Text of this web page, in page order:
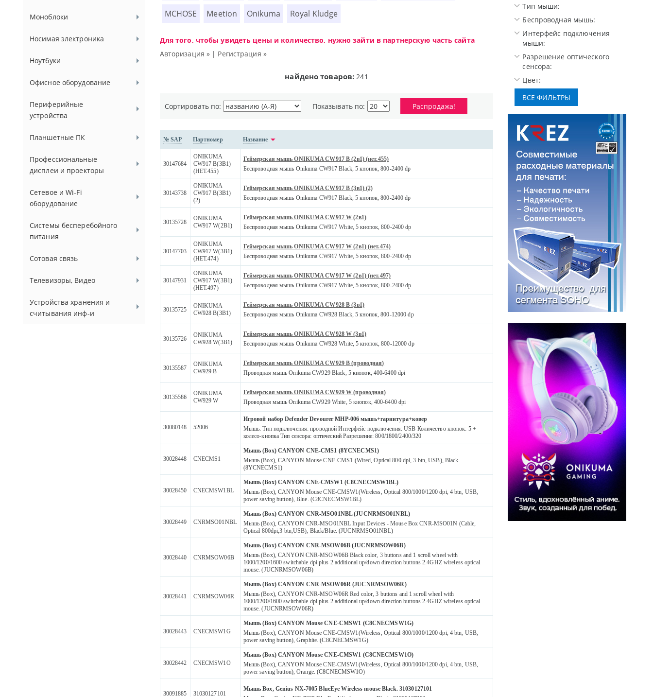
Моноблоки
Носимая электроника
Ноутбуки
Офисное оборудование
Периферийные
устройства
Планшетные ПК
Профессиональные
дисплеи и проекторы
Сетевое и Wi-Fi
оборудование
Системы бесперебойного
питания
Сотовая связь
Телевизоры, Видео
Устройства хранения и
считывания инф-и
MCHOSE Meetion Onikuma Royal Kludge
Для того, чтобы увидеть цены и количество, нужно зайти в партнерскую часть сайта
Авторизация » | Регистрация »
найдено товаров: 241
Сортировать по: Показывать по: Распродажа!
№ SAP Партномер Название
30147684
ONIKUMA
CW917 B(3В1)
(НЕТ.455)
Геймерская мышь ONIKUMA CW917 B (2в1) (нет.455)
Беспроводная мышь Onikuma CW917 Black, 5 кнопок, 800-2400 dp
30143738
ONIKUMA
CW917 B(3В1)
(2)
Геймерская мышь ONIKUMA CW917 B (3в1) (2)
Беспроводная мышь Onikuma CW917 Black, 5 кнопок, 800-2400 dp
30135728
ONIKUMA
CW917 W(2В1)
Геймерская мышь ONIKUMA CW917 W (2в1)
Беспроводная мышь Onikuma CW917 White, 5 кнопок, 800-2400 dp
30147703
ONIKUMA
CW917 W(3В1)
(НЕТ.474)
Геймерская мышь ONIKUMA CW917 W (2в1) (нет.474)
Беспроводная мышь Onikuma CW917 White, 5 кнопок, 800-2400 dp
30147931
ONIKUMA
CW917 W(3В1)
(НЕТ.497)
Геймерская мышь ONIKUMA CW917 W (2в1) (нет.497)
Беспроводная мышь Onikuma CW917 White, 5 кнопок, 800-2400 dp
30135725
ONIKUMA
CW928 B(3В1)
Геймерская мышь ONIKUMA CW928 B (3в1)
Беспроводная мышь Onikuma CW928 Black, 5 кнопок, 800-12000 dp
30135726
ONIKUMA
CW928 W(3В1)
Геймерская мышь ONIKUMA CW928 W (3в1)
Беспроводная мышь Onikuma CW928 White, 5 кнопок, 800-12000 dp
30135587
ONIKUMA
CW929 B
Геймерская мышь ONIKUMA CW929 B (проводная)
Проводная мышь Onikuma CW929 Black, 5 кнопок, 400-6400 dpi
30135586
ONIKUMA
CW929 W
Геймерская мышь ONIKUMA CW929 W (проводная)
Проводная мышь Onikuma CW929 White, 5 кнопок, 400-6400 dpi
30080148 52006
Игровой набор Defender Devourer MHP-006 мышь+гарнитура+ковер
Мышь: Тип подключения: проводной Интерфейс подключения: USB Количество кнопок: 5 +
колесо-кнопка Тип сенсора: оптический Разрешение: 800/1800/2400/320
30028448 CNECMS1
Мышь (Box) CANYON CNE-CMS1 (8YCNECMS1)
Мышь (Box), CANYON Mouse CNE-CMS1 (Wired, Optical 800 dpi, 3 btn, USB), Black.
(8YCNECMS1)
30028450 CNECMSW1BL
Мышь (Box) CANYON CNE-CMSW1 (C8CNECMSW1BL)
Мышь (Box), CANYON Mouse CNE-CMSW1(Wireless, Optical 800/1000/1200 dpi, 4 btn, USB,
power saving button), Blue. (C8CNECMSW1BL)
30028449 CNRMSO01NBL
Мышь (Box) CANYON CNR-MSO01NBL (JUCNRMSO01NBL)
Мышь (Box), CANYON CNR-MSO01NBL Input Devices - Mouse Box CNR-MSO01N (Cable,
Optical 800dpi,3 btn,USB), Black/Blue. (JUCNRMSO01NBL)
30028440 CNRMSOW06B
Мышь (Box) CANYON CNR-MSOW06B (JUCNRMSOW06B)
Мышь (Box), CANYON CNR-MSOW06B Black color, 3 buttons and 1 scroll wheel with
1000/1200/1600 switchable dpi plus 2 additional up/down direction buttons 2.4GHZ wireless optical
mouse. (JUCNRMSOW06B)
30028441 CNRMSOW06R
Мышь (Box) CANYON CNR-MSOW06R (JUCNRMSOW06R)
Мышь (Box), CANYON CNR-MSOW06R Red color, 3 buttons and 1 scroll wheel with
1000/1200/1600 switchable dpi plus 2 additional up/down direction buttons 2.4GHZ wireless optical
mouse. (JUCNRMSOW06R)
30028443 CNECMSW1G
Мышь (Box) CANYON Mouse CNE-CMSW1 (C8CNECMSW1G)
Мышь (Box), CANYON Mouse CNE-CMSW1(Wireless, Optical 800/1000/1200 dpi, 4 btn, USB,
power saving button), Graphite. (C8CNECMSW1G)
30028442 CNECMSW1O
Мышь (Box) CANYON Mouse CNE-CMSW1 (C8CNECMSW1O)
Мышь (Box), CANYON Mouse CNE-CMSW1(Wireless, Optical 800/1000/1200 dpi, 4 btn, USB,
power saving button), Orange. (C8CNECMSW1O)
30091885 31030127101
Мышь Box, Genius NX-7005 BlueEye Wireless mouse Black. 31030127101
Тип мыши:
Беспроводная мышь:
Интерфейс подключения
мыши:
Разрешение оптического
сенсора:
Цвет: